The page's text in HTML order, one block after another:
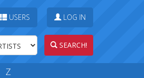
USERS LOG IN
SEARCH!
Z